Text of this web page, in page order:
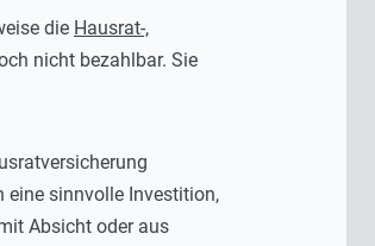
die Hausrat-,
nicht bezahlbar. Sie
eine sinnvolle Investition,
Absicht oder aus